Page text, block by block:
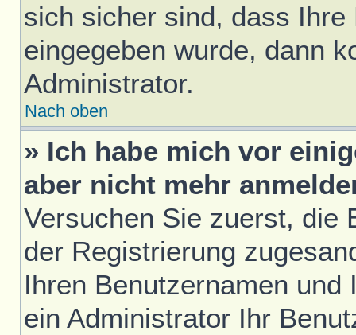
sich sicher sind, dass
eingegeben wurde, dann
Administrator.
Nach oben
» Ich habe mich vor
aber nicht mehr
Versuchen Sie zuerst, die
der Registrierung
Ihren Benutzernamen
ein Administrator Ihr